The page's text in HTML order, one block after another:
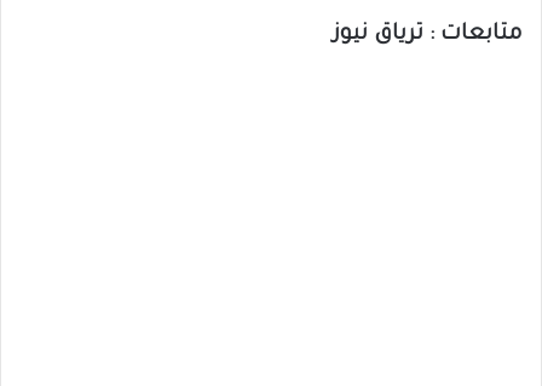
متابعات : ترياق نيوز